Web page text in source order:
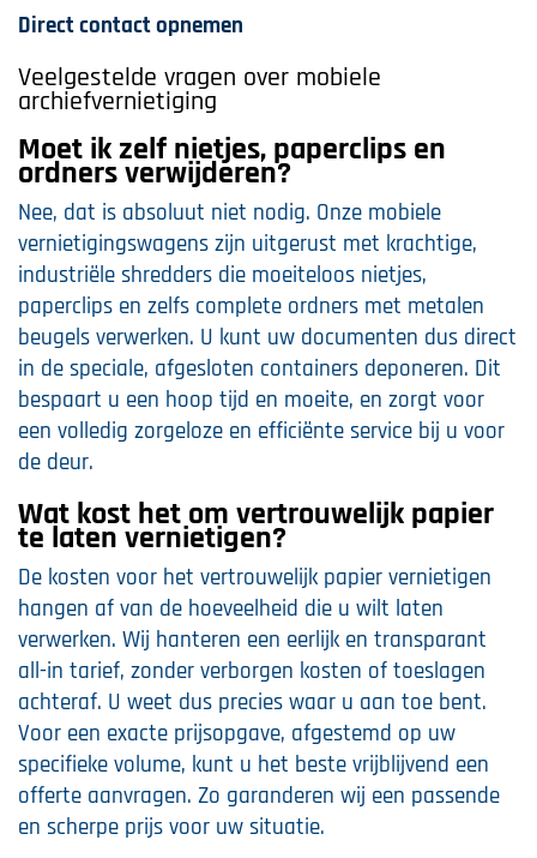
Direct contact opnemen
Veelgestelde vragen over mobiele
archiefvernietiging
Moet ik zelf nietjes, paperclips en
ordners verwijderen?
Nee, dat is absoluut niet nodig. Onze mobiele
vernietigingswagens zijn uitgerust met krachtige,
industriële shredders die moeiteloos nietjes,
paperclips en zelfs complete ordners met metalen
beugels verwerken. U kunt uw documenten dus direct
in de speciale, afgesloten containers deponeren. Dit
bespaart u een hoop tijd en moeite, en zorgt voor
een volledig zorgeloze en efficiënte service bij u voor
de deur.
Wat kost het om vertrouwelijk papier
te laten vernietigen?
De kosten voor het vertrouwelijk papier vernietigen
hangen af van de hoeveelheid die u wilt laten
verwerken. Wij hanteren een eerlijk en transparant
all-in tarief, zonder verborgen kosten of toeslagen
achteraf. U weet dus precies waar u aan toe bent.
Voor een exacte prijsopgave, afgestemd op uw
specifieke volume, kunt u het beste vrijblijvend een
offerte aanvragen. Zo garanderen wij een passende
en scherpe prijs voor uw situatie.